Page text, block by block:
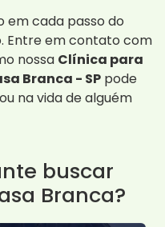
em cada passo do
Entre em contato com
nossa Clínica para
Branca - SP pode
na vida de alguém
buscar
Branca?